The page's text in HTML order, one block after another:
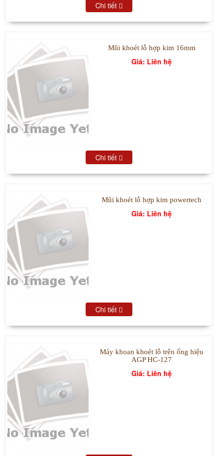
Chi tiết
Mũi khoét lỗ hợp kim 16mm
Giá: Liên hệ
Chi tiết
Mũi khoét lỗ hợp kim powertech
Giá: Liên hệ
Chi tiết
Máy khoan khoét lỗ trên ống hiệu
AGP HC-127
Giá: Liên hệ